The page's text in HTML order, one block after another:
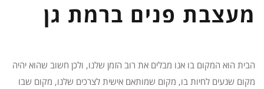
מעצבת פנים ברמת גן
הבית הוא המקום בו אנו מבלים את רוב הזמן שלנו, ולכן חשוב שהוא יהיה
מקום שנעים לחיות בו, מקום שמותאם אישית לצרכים שלנו, מקום שבו